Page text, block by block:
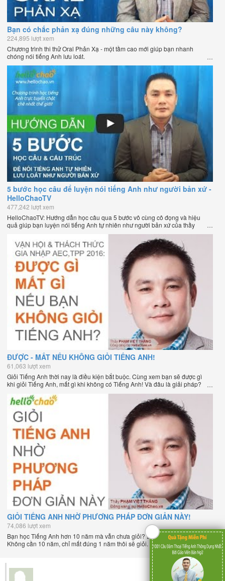
Bạn có chắc phản xạ đúng những câu này không?
224,895 lượt xem
Chương trình thi thử Oral Phản Xạ - một tầm cao mới giúp bạn nhanh
chóng nói tiếng Anh lưu loát.
5 bước học câu để luyện nói tiếng Anh như người bản xứ -
HelloChaoTV
477,242 lượt xem
HelloChaoTV: Hướng dẫn học câu qua 5 bước vô cùng cô đọng và hiệu
quả giúp bạn luyện nói tiếng Anh tự nhiên như người bản xứ của thầy
Phạm Việt Thắng, đồng sáng lập HelloChao.vn - Chương trình dạy tiếng
Anh trực tuyến chặt chẽ nhất thế giới.
ĐƯỢC - MẤT NẾU KHÔNG GIỎI TIẾNG ANH!
61,063 lượt xem
Giỏi Tiếng Anh thời nay là điều kiện bắt buộc. Cùng xem bạn sẽ được gì
khi giỏi Tiếng Anh, mất gì khi không có Tiếng Anh! Và đâu là giải pháp?
GIỎI TIẾNG ANH NHỜ PHƯƠNG PHÁP ĐƠN GIẢN NÀY!
74,086 lượt xem
Bạn học Tiếng Anh hơn 10 năm mà vẫn chưa giỏi? Đâu là nguyên nhân?
Không cần 10 năm, chỉ mất đúng 1 năm thôi sẽ giỏi. Xem ngay sẽ rõ!